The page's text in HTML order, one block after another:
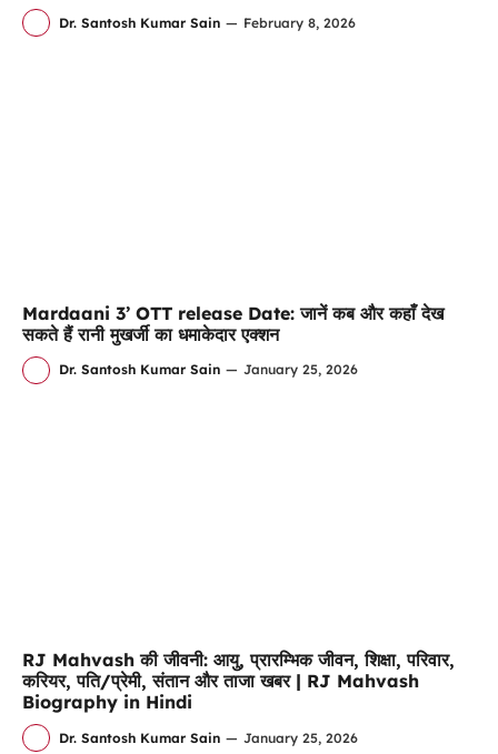
Dr. Santosh Kumar Sain — February 8, 2026
Mardaani 3’ OTT release Date: जानें कब और कहाँ देख
सकते हैं रानी मुखर्जी का धमाकेदार एक्शन
Dr. Santosh Kumar Sain — January 25, 2026
RJ Mahvash की जीवनी: आयु, प्रारम्भिक जीवन, शिक्षा, परिवार,
करियर, पति/प्रेमी, संतान और ताजा खबर | RJ Mahvash
Biography in Hindi
Dr. Santosh Kumar Sain — January 25, 2026